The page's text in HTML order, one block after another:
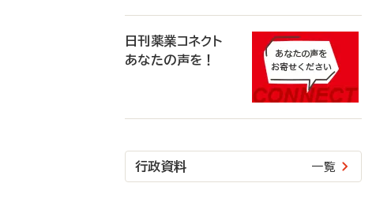
日刊薬業コネクト
あなたの声を！
行政資料 一覧